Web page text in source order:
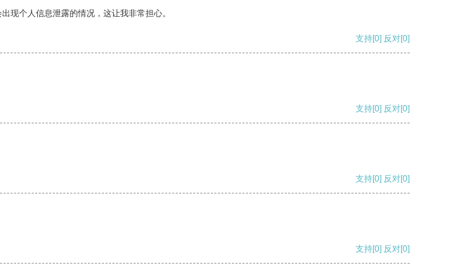
现个人信息泄露的情况，这让我非常担心。
支持[0] 反对[0]
支持[0] 反对[0]
支持[0] 反对[0]
支持[0] 反对[0]